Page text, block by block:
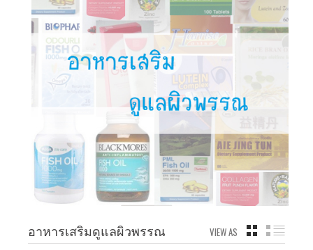
อาหารเสริมดูแลผิวพรรณ VIEW AS GRID